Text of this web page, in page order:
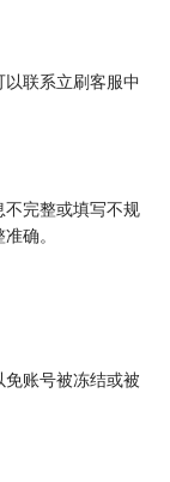
联系立刷客服中
完整或填写不规
确。
账号被冻结或被